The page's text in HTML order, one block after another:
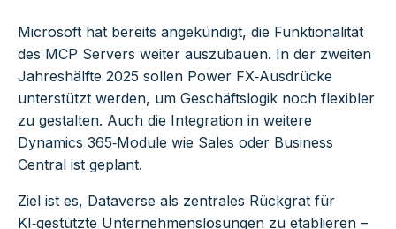
Microsoft hat bereits angekündigt, die Funktionalität
des MCP Servers weiter auszubauen. In der zweiten
Jahreshälfte 2025 sollen Power FX‑Ausdrücke
unterstützt werden, um Geschäftslogik noch flexibler
zu gestalten. Auch die Integration in weitere
Dynamics 365‑Module wie Sales oder Business
Central ist geplant.
Ziel ist es, Dataverse als zentrales Rückgrat für
KI‑gestützte Unternehmenslösungen zu etablieren –